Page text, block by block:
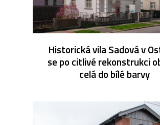
Historická vila Sadová v
se po citlivé rekonstrukci
celá do bílé barvy